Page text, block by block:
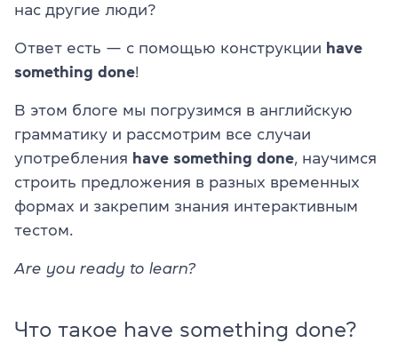
нас другие люди?
Ответ есть — с помощью конструкции have
something done!
В этом блоге мы погрузимся в английскую
грамматику и рассмотрим все случаи
употребления have something done , научимся
строить предложения в разных временных
формах и закрепим знания интерактивным
тестом.
Are you ready to learn?
Что такое have something done?